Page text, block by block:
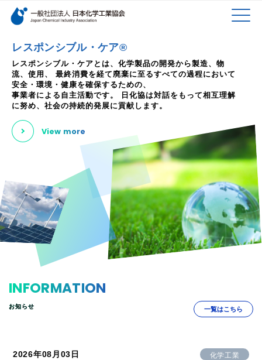
検索キーワード
レスポンシブル・ケア®
レスポンシブル・ケアとは、化学製品の開発から製造、物
流、使用、
最終消費を経て廃棄に至るすべての過程において
安全・環境・健康を確保するための、
事業者による自主活動です。
日化協は対話をもって相互理解
に努め、社会の持続的発展に貢献します。
View more
INFORMATION
お知らせ 一覧はこちら
2026年08月03日 化学工業